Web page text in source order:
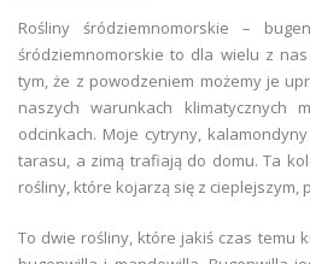
Rośliny śródziemnomorskie –
śródziemnomorskie to dla wielu z
tym, że z powodzeniem możemy je
naszych warunkach klimatycznych
odcinkach. Moje cytryny,
tarasu, a zimą trafiają do domu. Ta
rośliny, które kojarzą się z cieplejszym,
To dwie rośliny, które jakiś czas temu